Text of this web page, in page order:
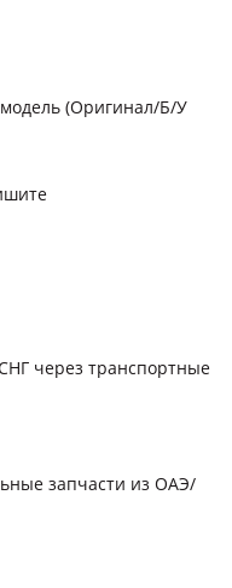
(Оригинал/Б/У
через транспортные
запчасти из ОАЭ/